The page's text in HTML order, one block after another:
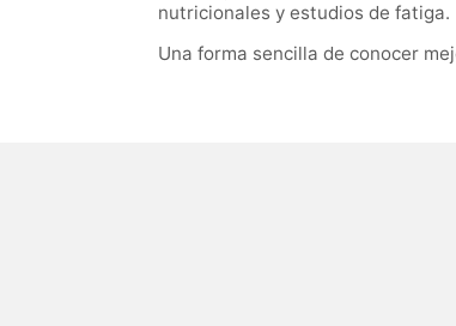
nutricionales y estudios de fatiga.
Una forma sencilla de conocer